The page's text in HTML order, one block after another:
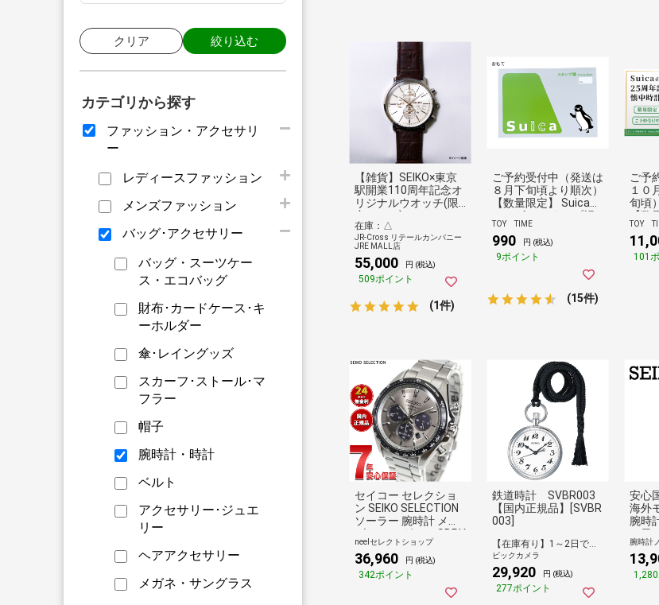
クリア 絞り込む
カテゴリから探す
ファッション・アクセサリ
ー
レディースファッション
メンズファッション
バッグ･アクセサリー
バッグ・スーツケー
ス・エコバッグ
財布･カードケース･キ
ーホルダー
傘･レイングッズ
スカーフ･ストール･マ
フラー
帽子
腕時計・時計
ベルト
アクセサリー･ジュエ
リー
ヘアアクセサリー
メガネ・サングラス
【雑貨】SEIKO×東京
駅開業110周年記念オ
リジナルウオッチ(限
定モデル)
在庫：△
JR-Cross リテールカンパニー
JRE MALL店
55,000 円 (税込)
509ポイント
(1件)
ご予約受付中（発送は
８月下旬頃より順次）
【数量限定】 Suicaの
ペンギン スタンプ帳
（カード柄）スイカ
TOY TIME
990 円 (税込)
9ポイント
(15件)
ご予
１０
旬頃
【数
ペン
念
ルナ
TOY
101
セイコー セレクショ
ン SEIKO SELECTION
ソーラー 腕時計 メン
ズ クロノグラフ SBPY
181
neelセレクトショップ
36,960 円 (税込)
342ポイント
鉄道時計 SVBR003
【国内正規品】[SVBR
003]
【在庫有り】1～2日で出荷予定(日付指定可)
ビックカメラ
29,920 円 (税込)
277ポイント
安心
海外
腕時
の日
日 防
日付
ック
り
計
腕時計
1,280